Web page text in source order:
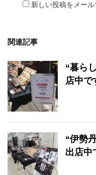
新しい投稿をメール
関連記事
“暮ら
店中で
“伊勢
出店中